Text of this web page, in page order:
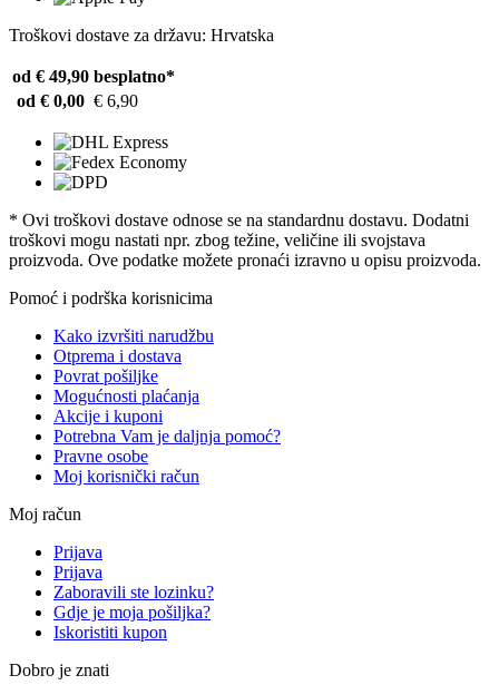
Troškovi dostave za državu: Hrvatska
od € 49,90 besplatno*
od € 0,00 € 6,90
* Ovi troškovi dostave odnose se na standardnu ​​dostavu. Dodatni
troškovi mogu nastati npr. zbog težine, veličine ili svojstava
proizvoda. Ove podatke možete pronaći izravno u opisu proizvoda.
Pomoć i podrška korisnicima
Kako izvršiti narudžbu
Otprema i dostava
Povrat pošiljke
Mogućnosti plaćanja
Akcije i kuponi
Potrebna Vam je daljnja pomoć?
Pravne osobe
Moj korisnički račun
Moj račun
Prijava
Prijava
Zaboravili ste lozinku?
Gdje je moja pošiljka?
Iskoristiti kupon
Dobro je znati